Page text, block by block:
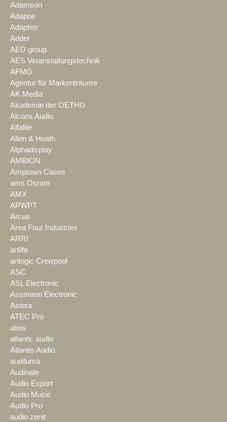
Adamson
Adapoe
Adapteo
Adder
AED group
AES Veranstaltungstechnik
AFMG
Agentur für Markenträume
AK Media
Akademie der OETHG
Alcons Audio
Alfalite
Allen & Heath
Alphadisplay
AMBION
Amptown Cases
ams Osram
AMX
APWPT
Arcus
Area Four Industries
ARRI
artlife
artlogic Crewpool
ASC
ASL Electronic
Assmann Electronic
Astera
ATEC Pro
ateis
atlantic audio
Atlantis Audio
audiluma
Audinate
Audio Export
Audio Music
Audio Pro
audio zenit